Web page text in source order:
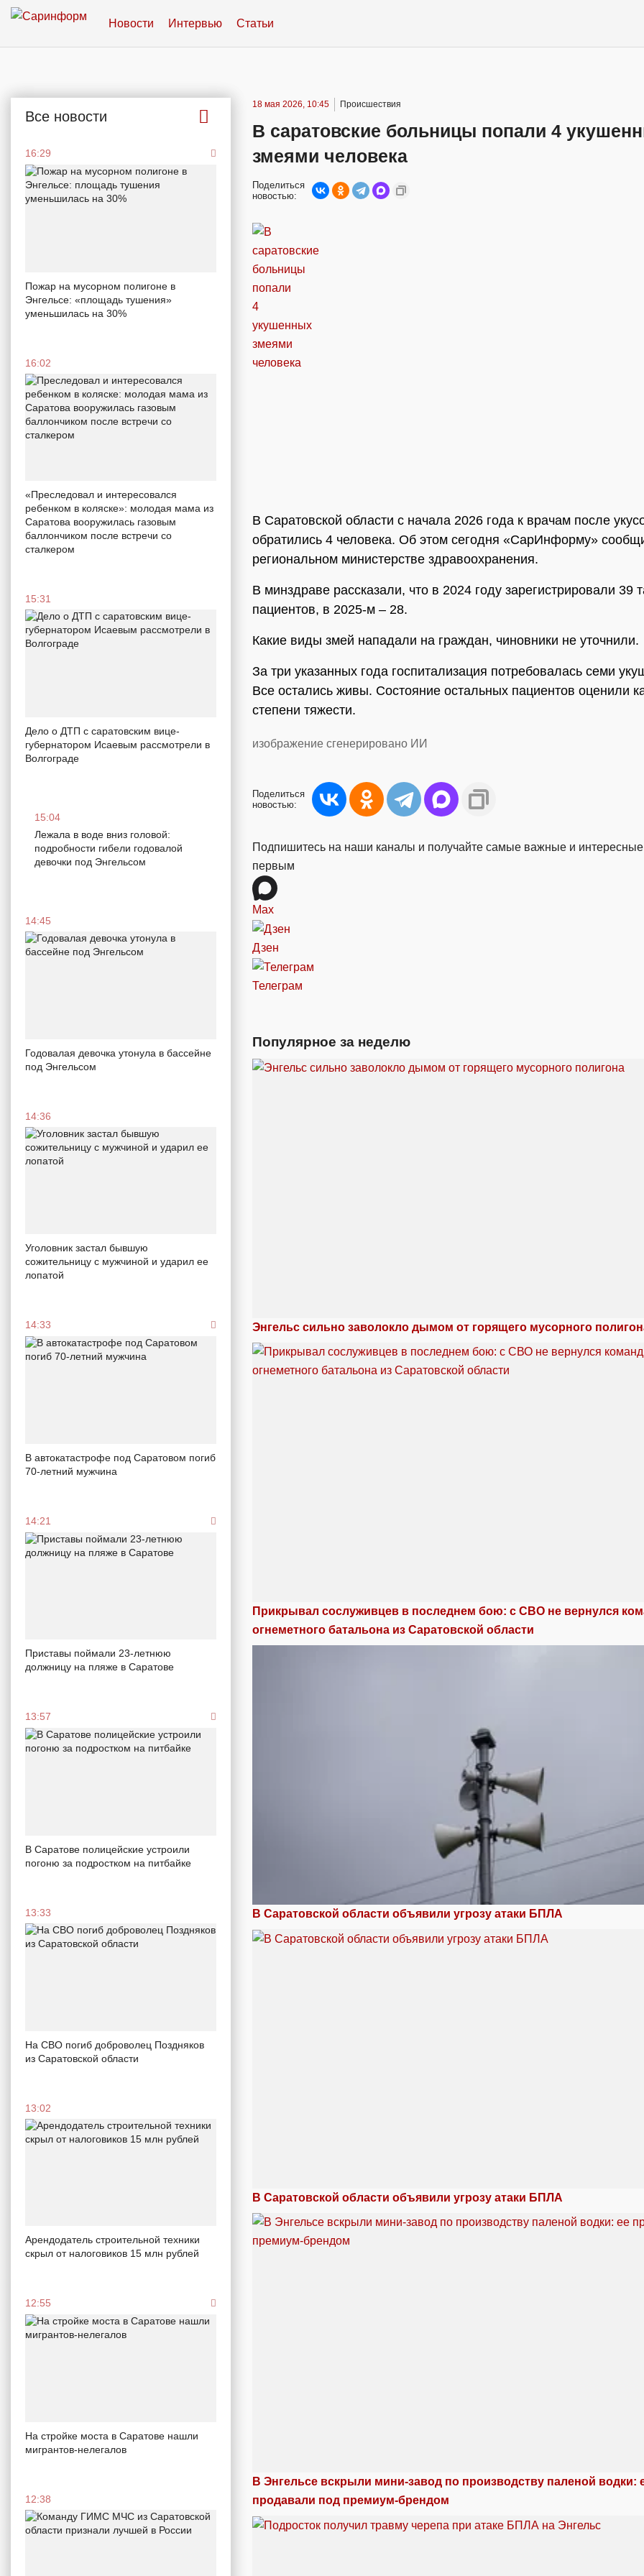
Новости Интервью Статьи
Все новости
16:29
Пожар на мусорном полигоне в
Энгельсе: «площадь тушения»
уменьшилась на 30%
16:02
«Преследовал и интересовался
ребенком в коляске»: молодая мама из
Саратова вооружилась газовым
баллончиком после встречи со
сталкером
15:31
Дело о ДТП с саратовским вице-
губернатором Исаевым рассмотрели в
Волгограде
15:04
Лежала в воде вниз головой:
подробности гибели годовалой
девочки под Энгельсом
14:45
Годовалая девочка утонула в бассейне
под Энгельсом
14:36
Уголовник застал бывшую
сожительницу с мужчиной и ударил ее
лопатой
14:33
В автокатастрофе под Саратовом погиб
70-летний мужчина
14:21
Приставы поймали 23-летнюю
должницу на пляже в Саратове
13:57
В Саратове полицейские устроили
погоню за подростком на питбайке
13:33
На СВО погиб доброволец Поздняков
из Саратовской области
13:02
Арендодатель строительной техники
скрыл от налоговиков 15 млн рублей
12:55
На стройке моста в Саратове нашли
мигрантов-нелегалов
12:38
18 мая 2026, 10:45 Происшествия
В саратовские больницы попали 4
змеями человека
Поделиться
новостью:
В Саратовской области с начала 2026 года к врачам после
обратились 4 человека. Об этом сегодня «СарИнформу»
региональном министерстве здравоохранения.
В минздраве рассказали, что в 2024 году зарегистрировали 39
пациентов, в 2025-м – 28.
Какие виды змей нападали на граждан, чиновники не уточнили.
За три указанных года госпитализация потребовалась семи
Все остались живы. Состояние остальных пациентов оценили
степени тяжести.
изображение сгенерировано ИИ
Поделиться
новостью:
Подпишитесь на наши каналы и получайте самые важные и интересные
первым
Max
Дзен
Телеграм
Популярное за неделю
Энгельс сильно заволокло дымом от горящего мусорного
Прикрывал сослуживцев в последнем бою: с СВО не вернулся
огнеметного батальона из Саратовской области
В Саратовской области объявили угрозу атаки БПЛА
В Саратовской области объявили угрозу атаки БПЛА
В Энгельсе вскрыли мини-завод по производству паленой водки:
продавали под премиум-брендом